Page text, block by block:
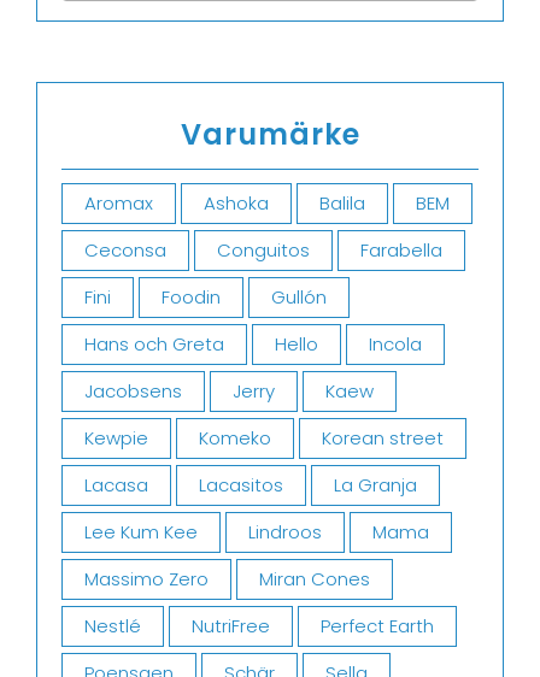
Varumärke
Aromax Ashoka Balila
BEM
Ceconsa
Conguitos
Farabella
Fini
Foodin
Gullón
Hans och Greta
Hello
Incola
Jacobsens
Jerry
Kaew
Kewpie
Komeko
Korean street
Lacasa
Lacasitos
La Granja
Lee Kum Kee
Lindroos
Mama
Massimo Zero
Miran Cones
Nestlé
NutriFree
Perfect Earth